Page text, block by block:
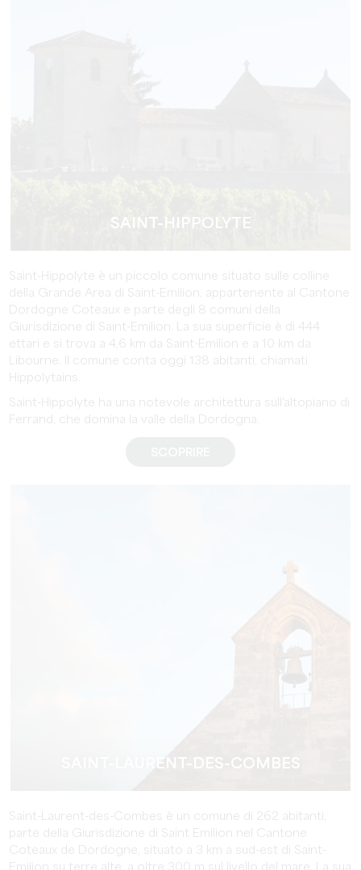
SAINT-HIPPOLYTE
Saint-Hippolyte è un piccolo comune situato sulle colline
della Grande Area di Saint-Emilion, appartenente al Cantone
Dordogne Coteaux e parte degli 8 comuni della
Giurisdizione di Saint-Emilion. La sua superficie è di 444
ettari e si trova a 4,6 km da Saint-Emilion e a 10 km da
Libourne. Il comune conta oggi 138 abitanti, chiamati
Hippolytains.
Saint-Hippolyte ha una notevole architettura sull'altopiano di
Ferrand, che domina la valle della Dordogna.
SAINT-LAURENT-DES-COMBES
Saint-Laurent-des-Combes è un comune di 262 abitanti,
parte della Giurisdizione di Saint Emilion nel Cantone
Coteaux de Dordogne, situato a 3 km a sud-est di Saint-
Emilion su terre alte, a oltre 300 m sul livello del mare. La sua